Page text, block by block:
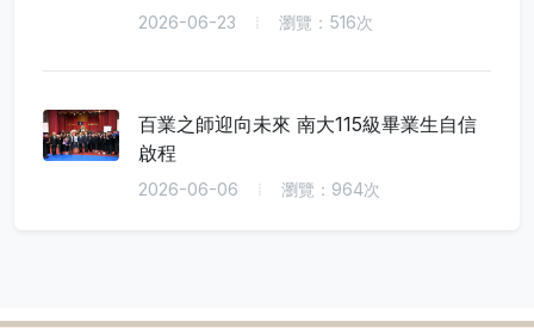
2026-06-23 瀏覽：516次
百業之師迎向未來 南大115級畢業生自信
啟程
2026-06-06 瀏覽：964次